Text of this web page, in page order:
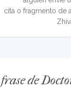
cita o fragmento de
de